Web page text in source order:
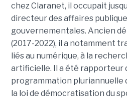
chez Claranet, il occupait
directeur des affaires
gouvernementales. Ancien
(2017-2022), il a notamment
liés au numérique, à la
artificielle. Il a été rapporteur
programmation pluriannuelle
la loi de démocratisation du